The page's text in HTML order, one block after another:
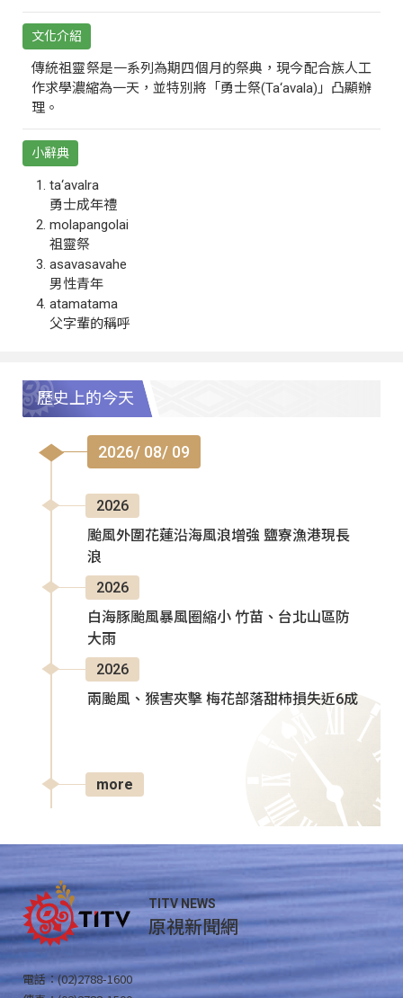
文化介紹
傳統祖靈祭是一系列為期四個月的祭典，現今配合族人工
作求學濃縮為一天，並特別將「勇士祭(Ta‘avala)」凸顯辦
理。
小辭典
ta‘avalra
勇士成年禮
molapangolai
祖靈祭
asavasavahe
男性青年
atamatama
父字輩的稱呼
歷史上的今天
2026/ 08/ 09
2026
颱風外圍花蓮沿海風浪增強 鹽寮漁港現長
浪
2026
白海豚颱風暴風圈縮小 竹苗、台北山區防
大雨
2026
兩颱風、猴害夾擊 梅花部落甜柿損失近6成
more
TITV NEWS
原視新聞網
電話：(02)2788-1600